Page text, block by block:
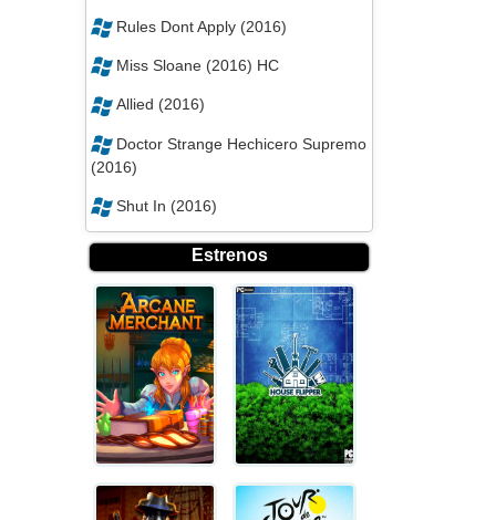
Rules Dont Apply (2016)
Miss Sloane (2016) HC
Allied (2016)
Doctor Strange Hechicero Supremo
(2016)
Shut In (2016)
Estrenos